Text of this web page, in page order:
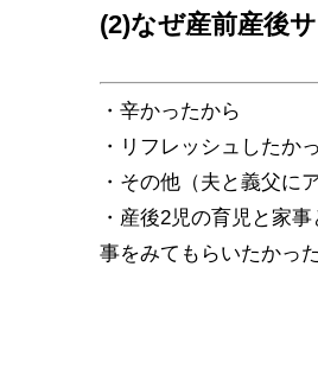
(2)なぜ産前産後
・辛かったから
・リフレッシュしたか
・その他（夫と義父に
・産後2児の育児と家
事をみてもらいたかった